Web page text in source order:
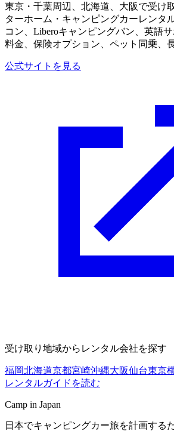
東京・千葉周辺、北海道、大阪で受け
ターホーム・キャンピングカーレンタ
コン、Liberoキャンピングバン、英語
料金、保険オプション、ペット同乗、
公式サイトを見る
受け取り地域からレンタル会社を探す
福岡北海道京都宮崎沖縄大阪仙台東京
レンタルガイドを読む
Camp in Japan
日本でキャンピングカー旅を計画する